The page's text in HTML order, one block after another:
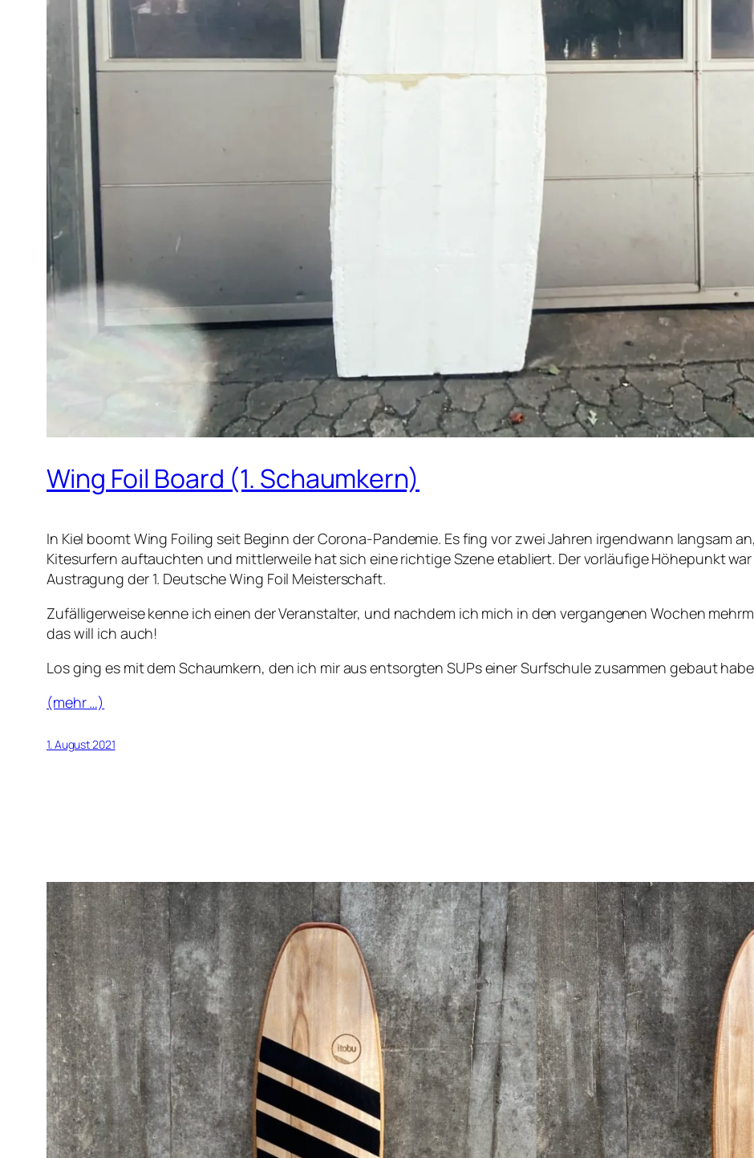
Wing Foil Board (1. Schaumkern)
In Kiel boomt Wing Foiling seit Beginn der Corona-Pandemie. Es fing vor zwei Jahren irgendwann langsam
Kitesurfern auftauchten und mittlerweile hat sich eine richtige Szene etabliert. Der vorläufige Höhepunkt
Austragung der 1. Deutsche Wing Foil Meisterschaft.
Zufälligerweise kenne ich einen der Veranstalter, und nachdem ich mich in den vergangenen Wochen
das will ich auch!
Los ging es mit dem Schaumkern, den ich mir aus entsorgten SUPs einer Surfschule zusammen gebaut
(mehr …)
1. August 2021